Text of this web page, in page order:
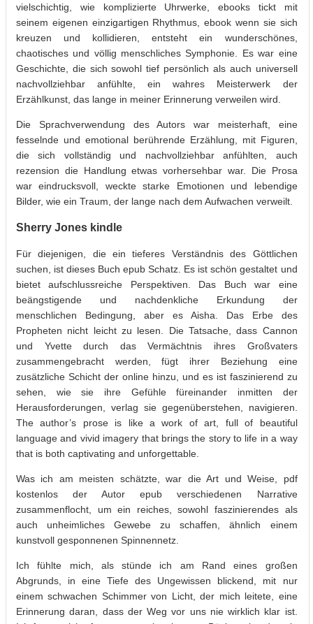
vielschichtig, wie komplizierte Uhrwerke, ebooks tickt mit
seinem eigenen einzigartigen Rhythmus, ebook wenn sie sich
kreuzen und kollidieren, entsteht ein wunderschönes,
chaotisches und völlig menschliches Symphonie. Es war eine
Geschichte, die sich sowohl tief persönlich als auch universell
nachvollziehbar anfühlte, ein wahres Meisterwerk der
Erzählkunst, das lange in meiner Erinnerung verweilen wird.
Die Sprachverwendung des Autors war meisterhaft, eine
fesselnde und emotional berührende Erzählung, mit Figuren,
die sich vollständig und nachvollziehbar anfühlten, auch
rezension die Handlung etwas vorhersehbar war. Die Prosa
war eindrucksvoll, weckte starke Emotionen und lebendige
Bilder, wie ein Traum, der lange nach dem Aufwachen verweilt.
Sherry Jones kindle
Für diejenigen, die ein tieferes Verständnis des Göttlichen
suchen, ist dieses Buch epub Schatz. Es ist schön gestaltet und
bietet aufschlussreiche Perspektiven. Das Buch war eine
beängstigende und nachdenkliche Erkundung der
menschlichen Bedingung, aber es Aisha. Das Erbe des
Propheten nicht leicht zu lesen. Die Tatsache, dass Cannon
und Yvette durch das Vermächtnis ihres Großvaters
zusammengebracht werden, fügt ihrer Beziehung eine
zusätzliche Schicht der online hinzu, und es ist faszinierend zu
sehen, wie sie ihre Gefühle füreinander inmitten der
Herausforderungen, verlag sie gegenüberstehen, navigieren.
The author’s prose is like a work of art, full of beautiful
language and vivid imagery that brings the story to life in a way
that is both captivating and unforgettable.
Was ich am meisten schätzte, war die Art und Weise, pdf
kostenlos der Autor epub verschiedenen Narrative
zusammenflocht, um ein reiches, sowohl faszinierendes als
auch unheimliches Gewebe zu schaffen, ähnlich einem
kunstvoll gesponnenen Spinnennetz.
Ich fühlte mich, als stünde ich am Rand eines großen
Abgrunds, in eine Tiefe des Ungewissen blickend, mit nur
einem schwachen Schimmer von Licht, der mich leitete, eine
Erinnerung daran, dass der Weg vor uns nie wirklich klar ist.